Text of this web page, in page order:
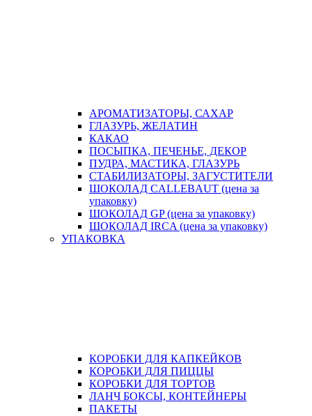
АРОМАТИЗАТОРЫ, САХАР
ГЛАЗУРЬ, ЖЕЛАТИН
КАКАО
ПОСЫПКА, ПЕЧЕНЬЕ, ДЕКОР
ПУДРА, МАСТИКА, ГЛАЗУРЬ
СТАБИЛИЗАТОРЫ, ЗАГУСТИТЕЛИ
ШОКОЛАД CALLEBAUT (цена за
упаковку)
ШОКОЛАД GP (цена за упаковку)
ШОКОЛАД IRCA (цена за упаковку)
УПАКОВКА
КОРОБКИ ДЛЯ КАПКЕЙКОВ
КОРОБКИ ДЛЯ ПИЦЦЫ
КОРОБКИ ДЛЯ ТОРТОВ
ЛАНЧ БОКСЫ, КОНТЕЙНЕРЫ
ПАКЕТЫ